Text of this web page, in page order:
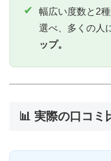
✔
幅広い度数と2
選べ、多くの人
ップ。
📊 実際の口コミ